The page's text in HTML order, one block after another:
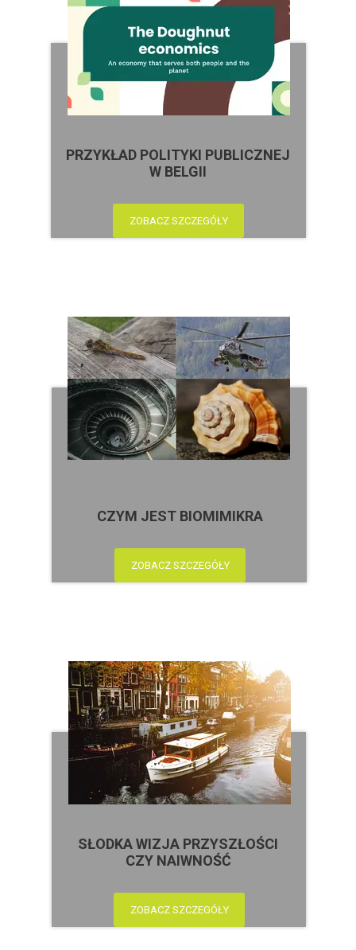
ZOBACZ SZCZEGÓŁY
CZYM JEST BIOMIMIKRA
ZOBACZ SZCZEGÓŁY
PRZYKŁAD POLITYKI PUBLICZNEJ
W BELGII
ZOBACZ SZCZEGÓŁY
SŁODKA WIZJA PRZYSZŁOŚCI
CZY NAIWNOŚĆ